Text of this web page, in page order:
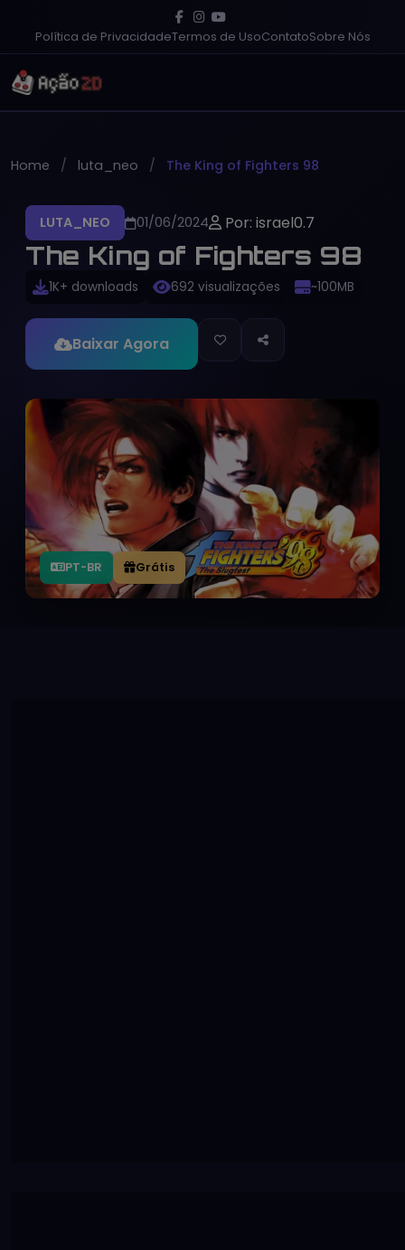
Política de PrivacidadeTermos de UsoContatoSobre Nós
Home luta_neo The King of Fighters 98
LUTA_NEO 01/06/2024 Por: israel0.7
The King of Fighters 98
1K+ downloads 692 visualizações ~100MB
Baixar Agora
PT-BR Grátis